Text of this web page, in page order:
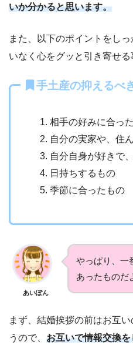
いか分かると思います。
また、以下のポイントをし
いなく心をグッと引き寄せ
手土産の抑えるべ
相手の好みに合っ
自分の実家や、住
自分自身が好きで
日持ちするもの
季節に合ったもの
あいぽん
やっぱり、一
あったものだ
まず、結婚挨拶の前はお互
うので、 お互いで情報交換